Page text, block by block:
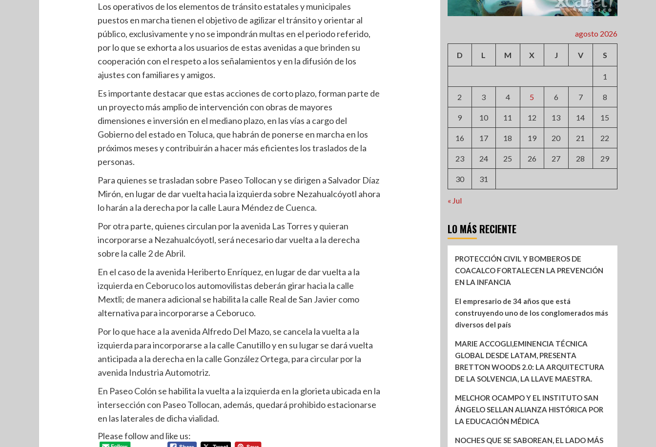
Los operativos de los elementos de tránsito estatales y municipales
puestos en marcha tienen el objetivo de agilizar el tránsito y orientar al
público, exclusivamente y no se impondrán multas en el periodo referido,
por lo que se exhorta a los usuarios de estas avenidas a que brinden su
cooperación con el respeto a los señalamientos y en la difusión de los
ajustes con familiares y amigos.
Es importante destacar que estas acciones de corto plazo, forman parte de
un proyecto más amplio de intervención con obras de mayores
dimensiones e inversión en el mediano plazo, en las vías a cargo del
Gobierno del estado en Toluca, que habrán de ponerse en marcha en los
próximos meses y contribuirán a hacer más eficientes los traslados de la
personas.
Para quienes se trasladan sobre Paseo Tollocan y se dirigen a Salvador Díaz
Mirón, en lugar de dar vuelta hacia la izquierda sobre Nezahualcóyotl ahora
lo harán a la derecha por la calle Laura Méndez de Cuenca.
Por otra parte, quienes circulan por la avenida Las Torres y quieran
incorporarse a Nezahualcóyotl, será necesario dar vuelta a la derecha
sobre la calle 2 de Abril.
En el caso de la avenida Heriberto Enríquez, en lugar de dar vuelta a la
izquierda en Ceboruco los automovilistas deberán girar hacia la calle
Mextli; de manera adicional se habilita la calle Real de San Javier como
alternativa para incorporarse a Ceboruco.
Por lo que hace a la avenida Alfredo Del Mazo, se cancela la vuelta a la
izquierda para incorporarse a la calle Canutillo y en su lugar se dará vuelta
anticipada a la derecha en la calle González Ortega, para circular por la
avenida Industria Automotriz.
En Paseo Colón se habilita la vuelta a la izquierda en la glorieta ubicada en la
intersección con Paseo Tollocan, además, quedará prohibido estacionarse
en las laterales de dicha vialidad.
Please follow and like us:
agosto 2026
D L M X J V S
1
2 3 4 5 6 7 8
9 10 11 12 13 14 15
16 17 18 19 20 21 22
23 24 25 26 27 28 29
30 31
« Jul
LO MÁS RECIENTE
PROTECCIÓN CIVIL Y BOMBEROS DE
COACALCO FORTALECEN LA PREVENCIÓN
EN LA INFANCIA
El empresario de 34 años que está
construyendo uno de los conglomerados más
diversos del país
MARIE ACCOGLI,EMINENCIA TÉCNICA
GLOBAL DESDE LATAM, PRESENTA
BRETTON WOODS 2.0: LA ARQUITECTURA
DE LA SOLVENCIA, LA LLAVE MAESTRA.
MELCHOR OCAMPO Y EL INSTITUTO SAN
ÁNGELO SELLAN ALIANZA HISTÓRICA POR
LA EDUCACIÓN MÉDICA
NOCHES QUE SE SABOREAN, EL LADO MÁS